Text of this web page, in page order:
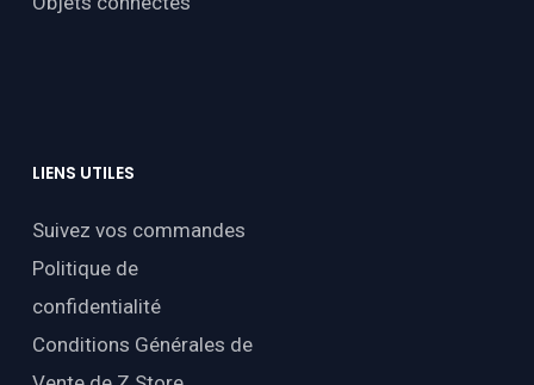
LIENS UTILES
Suivez vos commandes
Politique de
confidentialité
Conditions Générales de